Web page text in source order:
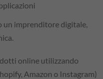
un imprenditore digitale,
online utilizzando
Amazon o Instagram)